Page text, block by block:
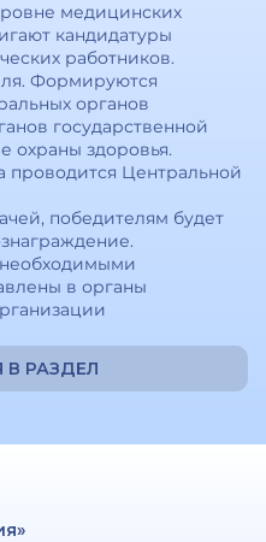
медицинских
кандидатуры
работников.
Формируются
органов
государственной
охраны здоровья.
проводится Центральной
победителям будет
в органы
В РАЗДЕЛ